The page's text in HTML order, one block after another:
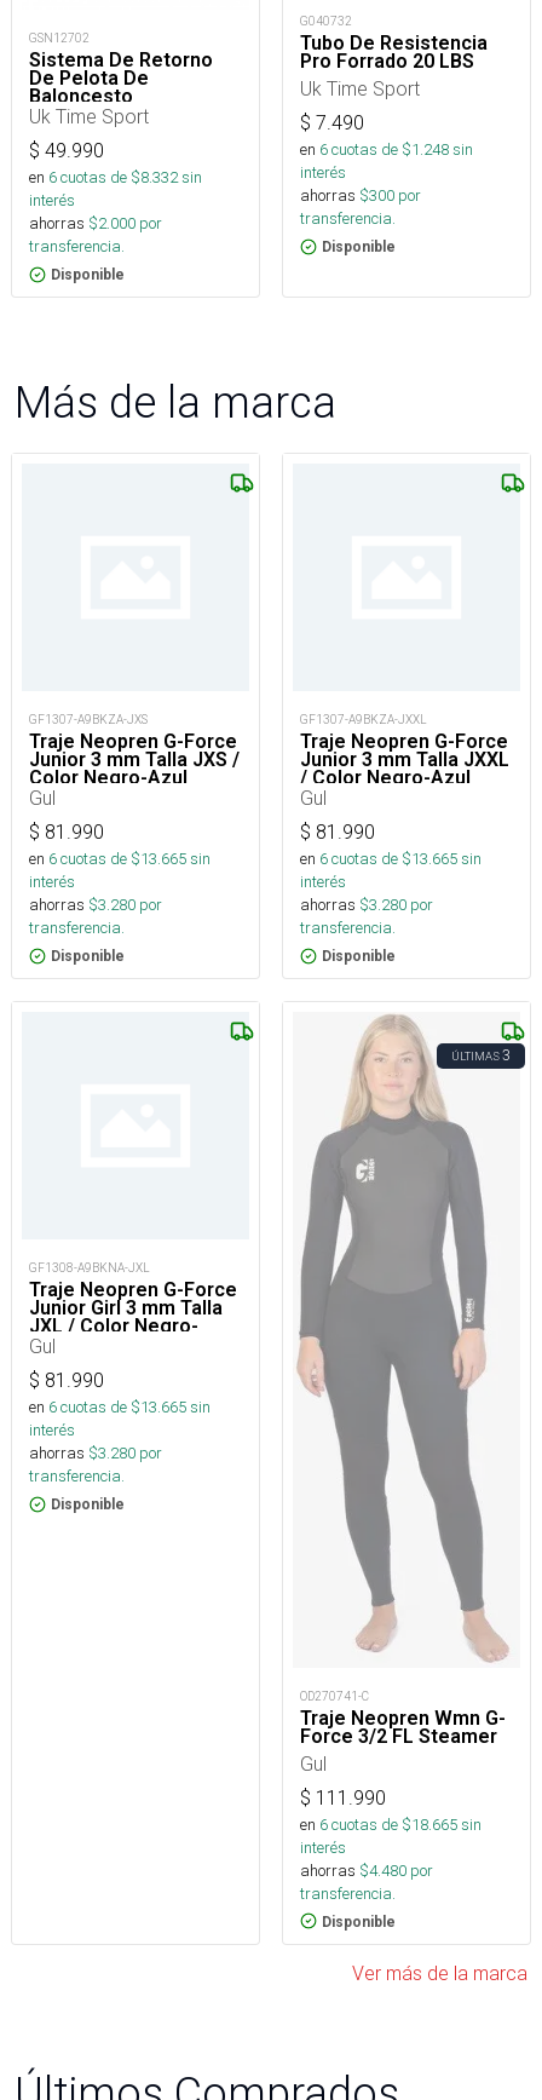
GSN12702
Sistema De Retorno
De Pelota De
Baloncesto
Uk Time Sport
$ 49.990
en 6cuotas de $8.332sin
interés
ahorras $2.000 por
transferencia.
Disponible
G040732
Tubo De Resistencia
Pro Forrado 20 LBS
Uk Time Sport
$ 7.490
en 6cuotas de $1.248sin
interés
ahorras $300 por
transferencia.
Disponible
Más de la marca
GF1307-A9BKZA-JXS
Traje Neopren G-Force
Junior 3 mm Talla JXS /
Color Negro-Azul
Gul
$ 81.990
en 6cuotas de $13.665sin
interés
ahorras $3.280 por
transferencia.
Disponible
GF1307-A9BKZA-JXXL
Traje Neopren G-Force
Junior 3 mm Talla JXXL
/ Color Negro-Azul
Gul
$ 81.990
en 6cuotas de $13.665sin
interés
ahorras $3.280 por
transferencia.
Disponible
GF1308-A9BKNA-JXL
Traje Neopren G-Force
Junior Girl 3 mm Talla
JXL / Color Negro-
Rosado
Gul
$ 81.990
en 6cuotas de $13.665sin
interés
ahorras $3.280 por
transferencia.
Disponible
ÚLTIMAS3
OD270741-C
Traje Neopren Wmn G-
Force 3/2 FL Steamer
Gul
$ 111.990
en 6cuotas de $18.665sin
interés
ahorras $4.480 por
transferencia.
Disponible
Ver más de la marca